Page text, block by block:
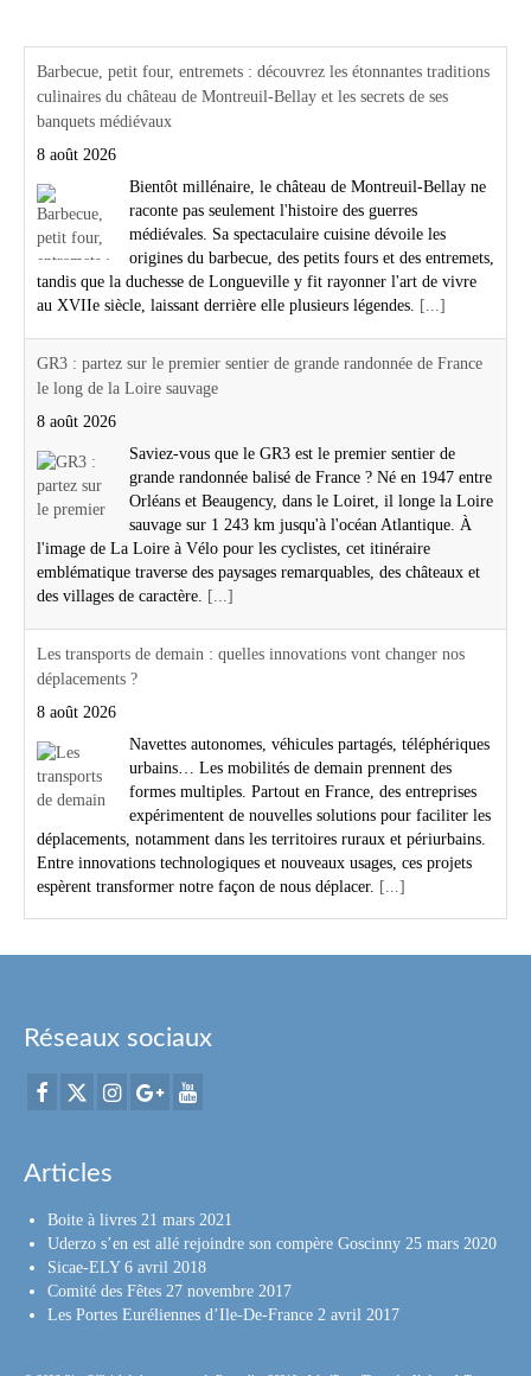
Barbecue, petit four, entremets : découvrez les étonnantes traditions
culinaires du château de Montreuil-Bellay et les secrets de ses
banquets médiévaux
8 août 2026
Bientôt millénaire, le château de Montreuil-Bellay ne
raconte pas seulement l'histoire des guerres
médiévales. Sa spectaculaire cuisine dévoile les
origines du barbecue, des petits fours et des entremets,
tandis que la duchesse de Longueville y fit rayonner l'art de vivre
au XVIIe siècle, laissant derrière elle plusieurs légendes. [...]
GR3 : partez sur le premier sentier de grande randonnée de France
le long de la Loire sauvage
8 août 2026
Saviez-vous que le GR3 est le premier sentier de
grande randonnée balisé de France ? Né en 1947 entre
Orléans et Beaugency, dans le Loiret, il longe la Loire
sauvage sur 1 243 km jusqu'à l'océan Atlantique. À
l'image de La Loire à Vélo pour les cyclistes, cet itinéraire
emblématique traverse des paysages remarquables, des châteaux et
des villages de caractère. [...]
Les transports de demain : quelles innovations vont changer nos
déplacements ?
8 août 2026
Navettes autonomes, véhicules partagés, téléphériques
urbains… Les mobilités de demain prennent des
formes multiples. Partout en France, des entreprises
expérimentent de nouvelles solutions pour faciliter les
déplacements, notamment dans les territoires ruraux et périurbains.
Entre innovations technologiques et nouveaux usages, ces projets
espèrent transformer notre façon de nous déplacer. [...]
Réseaux sociaux
Articles
Boite à livres 21 mars 2021
Uderzo s’en est allé rejoindre son compère Goscinny 25 mars 2020
Sicae-ELY 6 avril 2018
Comité des Fêtes 27 novembre 2017
Les Portes Euréliennes d’Ile-De-France 2 avril 2017